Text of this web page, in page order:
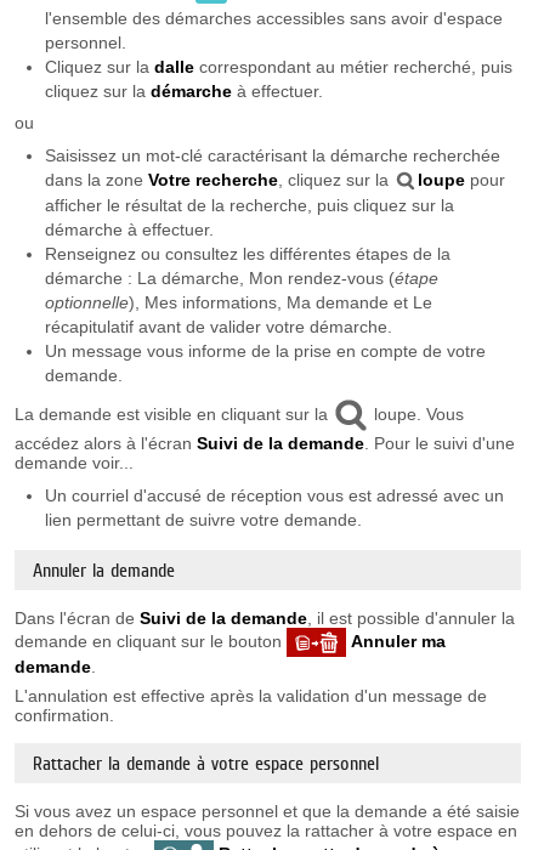
l'ensemble des démarches accessibles sans avoir d'espace
personnel.
Cliquez sur la dallecorrespondant au métier recherché, puis
cliquez sur la démarcheà effectuer.
ou
Saisissez un mot-clé caractérisant la démarche recherchée
dans la zone Votre recherche, cliquez sur la loupepour
afficher le résultat de la recherche, puis cliquez sur la
démarche à effectuer.
Renseignez ou consultez les différentes étapes de la
démarche : La démarche, Mon rendez-vous (étape
optionnelle), Mes informations, Ma demande et Le
récapitulatif avant de valider votre démarche.
Un message vous informe de la prise en compte de votre
demande.
La demande est visible en cliquant sur la
loupe. Vous
accédez alors à l'écran Suivi de la demande. Pour le suivi d'une
demande voir...
Un courriel d'accusé de réception vous est adressé avec un
lien permettant de suivre votre demande.
Annuler la demande
Dans l'écran de Suivi de la demande, il est possible d'annuler la
demande en cliquant sur le bouton
Annuler ma
demande.
L'annulation est effective après la validation d'un message de
confirmation.
Rattacher la demande à votre espace personnel
Si vous avez un espace personnel et que la demande a été saisie
en dehors de celui-ci, vous pouvez la rattacher à votre espace en